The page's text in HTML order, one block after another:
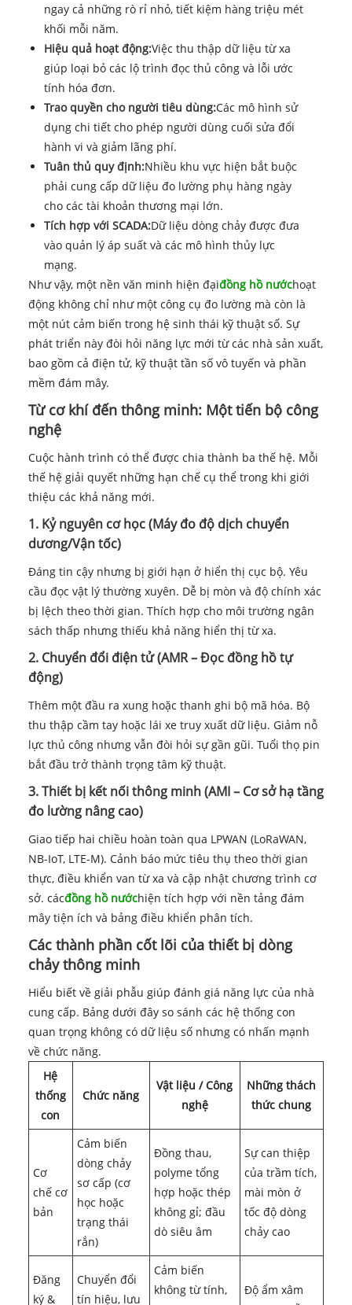
ngay cả những rò rỉ nhỏ, tiết kiệm hàng triệu mét
khối mỗi năm.
Hiệu quả hoạt động:Việc thu thập dữ liệu từ xa
giúp loại bỏ các lộ trình đọc thủ công và lỗi ước
tính hóa đơn.
Trao quyền cho người tiêu dùng:Các mô hình sử
dụng chi tiết cho phép người dùng cuối sửa đổi
hành vi và giảm lãng phí.
Tuân thủ quy định:Nhiều khu vực hiện bắt buộc
phải cung cấp dữ liệu đo lường phụ hàng ngày
cho các tài khoản thương mại lớn.
Tích hợp với SCADA:Dữ liệu dòng chảy được đưa
vào quản lý áp suất và các mô hình thủy lực
mạng.
Như vậy, một nền văn minh hiện đạiđồng hồ nướchoạt
động không chỉ như một công cụ đo lường mà còn là
một nút cảm biến trong hệ sinh thái kỹ thuật số. Sự
phát triển này đòi hỏi năng lực mới từ các nhà sản xuất,
bao gồm cả điện tử, kỹ thuật tần số vô tuyến và phần
mềm đám mây.
Từ cơ khí đến thông minh: Một tiến bộ công
nghệ
Cuộc hành trình có thể được chia thành ba thế hệ. Mỗi
thế hệ giải quyết những hạn chế cụ thể trong khi giới
thiệu các khả năng mới.
1. Kỷ nguyên cơ học (Máy đo độ dịch chuyển
dương/Vận tốc)
Đáng tin cậy nhưng bị giới hạn ở hiển thị cục bộ. Yêu
cầu đọc vật lý thường xuyên. Dễ bị mòn và độ chính xác
bị lệch theo thời gian. Thích hợp cho môi trường ngân
sách thấp nhưng thiếu khả năng hiển thị từ xa.
2. Chuyển đổi điện tử (AMR – Đọc đồng hồ tự
động)
Thêm một đầu ra xung hoặc thanh ghi bộ mã hóa. Bộ
thu thập cầm tay hoặc lái xe truy xuất dữ liệu. Giảm nỗ
lực thủ công nhưng vẫn đòi hỏi sự gần gũi. Tuổi thọ pin
bắt đầu trở thành trọng tâm kỹ thuật.
3. Thiết bị kết nối thông minh (AMI – Cơ sở hạ tầng
đo lường nâng cao)
Giao tiếp hai chiều hoàn toàn qua LPWAN (LoRaWAN,
NB-IoT, LTE-M). Cảnh báo mức tiêu thụ theo thời gian
thực, điều khiển van từ xa và cập nhật chương trình cơ
sở. cácđồng hồ nướchiện tích hợp với nền tảng đám
mây tiện ích và bảng điều khiển phân tích.
Các thành phần cốt lõi của thiết bị dòng
chảy thông minh
Hiểu biết về giải phẫu giúp đánh giá năng lực của nhà
cung cấp. Bảng dưới đây so sánh các hệ thống con
quan trọng không có dữ liệu số nhưng có nhấn mạnh
về chức năng.
Hệ
thống
con
Chức năng
Vật liệu / Công
nghệ
Những thách
thức chung
Cơ
chế cơ
bản
Cảm biến
dòng chảy
sơ cấp (cơ
học hoặc
trạng thái
rắn)
Đồng thau,
polyme tổng
hợp hoặc thép
không gỉ; đầu
dò siêu âm
Sự can thiệp
của trầm tích,
mài mòn ở
tốc độ dòng
chảy cao
Đăng
ký &
Chuyển đổi
tín hiệu, lưu
Cảm biến
không từ tính,
Độ ẩm xâm